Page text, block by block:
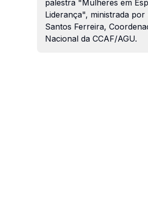
palestra "Mulheres em
Liderança", ministrada por
Santos Ferreira,
Nacional da CCAF/AGU.